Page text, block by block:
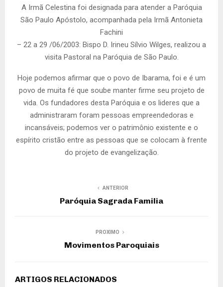
A Irmã Celestina foi designada para atender a Paróquia
São Paulo Apóstolo, acompanhada pela Irmã Antonieta
Fachini
– 22 a 29 /06/2003: Bispo D. Irineu Sílvio Wilges, realizou a
visita Pastoral na Paróquia de São Paulo.
Hoje podemos afirmar que o povo de Ibarama, foi e é um
povo de muita fé que soube manter firme seu projeto de
vida. Os fundadores desta Paróquia e os lideres que a
administraram foram pessoas empreendedoras e
incansáveis; podemos ver o patrimônio existente e o
espírito cristão entre as pessoas que se colocam à frente
do projeto de evangelização.
ANTERIOR
Paróquia Sagrada Familia
PROXIMO
Movimentos Paroquiais
ARTIGOS RELACIONADOS